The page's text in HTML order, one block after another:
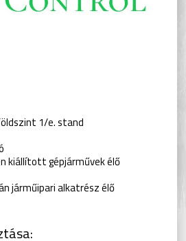
1/e. stand
kiállított gépjárművek élő
járműipari alkatrész élő